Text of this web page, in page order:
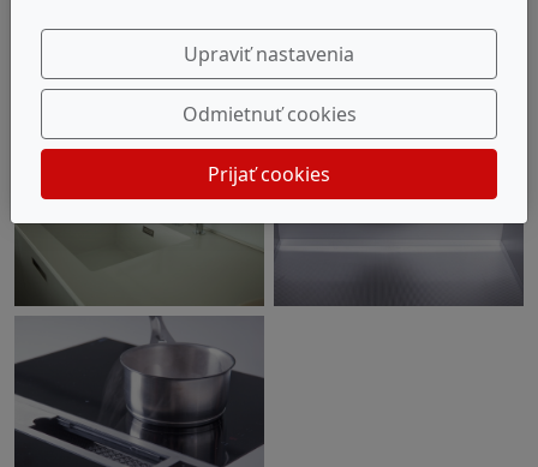
Upraviť nastavenia
Odmietnuť cookies
Prijať cookies